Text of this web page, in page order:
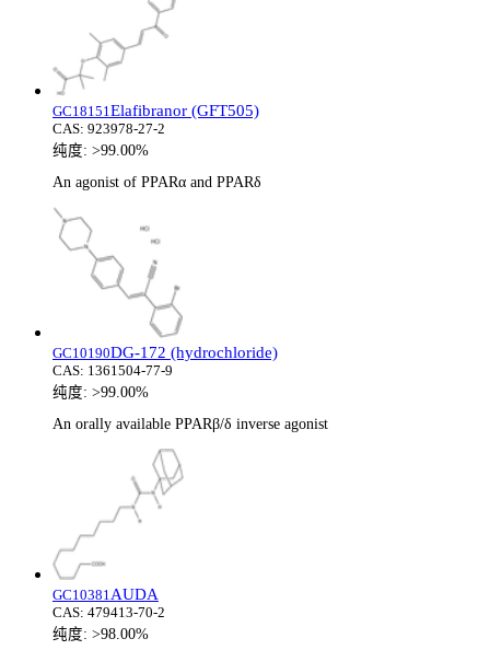
GC18151 Elafibranor (GFT505)
CAS: 923978-27-2
纯度: >99.00%
An agonist of PPARα and PPARδ
GC10190DG-172 (hydrochloride)
CAS: 1361504-77-9
纯度: >99.00%
An orally available PPARβ/δ inverse agonist
GC10381 AUDA
CAS: 479413-70-2
纯度: >98.00%